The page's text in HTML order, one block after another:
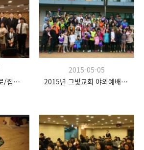
2015년 임직예식(장로/집사/권사)
2015-05-05
2015년 그빛교회 야외예배 (수명중학교)